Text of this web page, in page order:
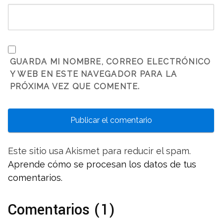
GUARDA MI NOMBRE, CORREO ELECTRÓNICO
Y WEB EN ESTE NAVEGADOR PARA LA
PRÓXIMA VEZ QUE COMENTE.
Este sitio usa Akismet para reducir el spam.
Aprende cómo se procesan los datos de tus
comentarios.
Comentarios (1)